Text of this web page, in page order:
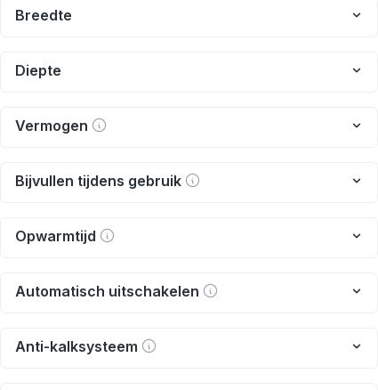
Breedte
Diepte
Vermogen
Bijvullen tijdens gebruik
Opwarmtijd
Automatisch uitschakelen
Anti-kalksysteem